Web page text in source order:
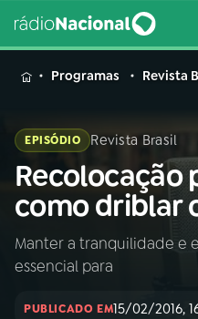
MENU
Buscar
na
Rádio
Nacional
Programas Revista
EPISÓDIO Revista Brasil
Recolocação
como driblar
Manter a tranquilidade e
essencial para
PUBLICADO EM15/02/2016,